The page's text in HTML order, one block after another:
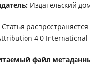
Издательский
Статья
4.0 International
файл